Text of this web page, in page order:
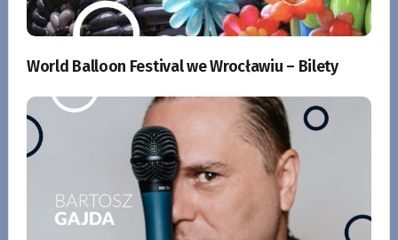
World Balloon Festival we Wrocławiu – Bilety